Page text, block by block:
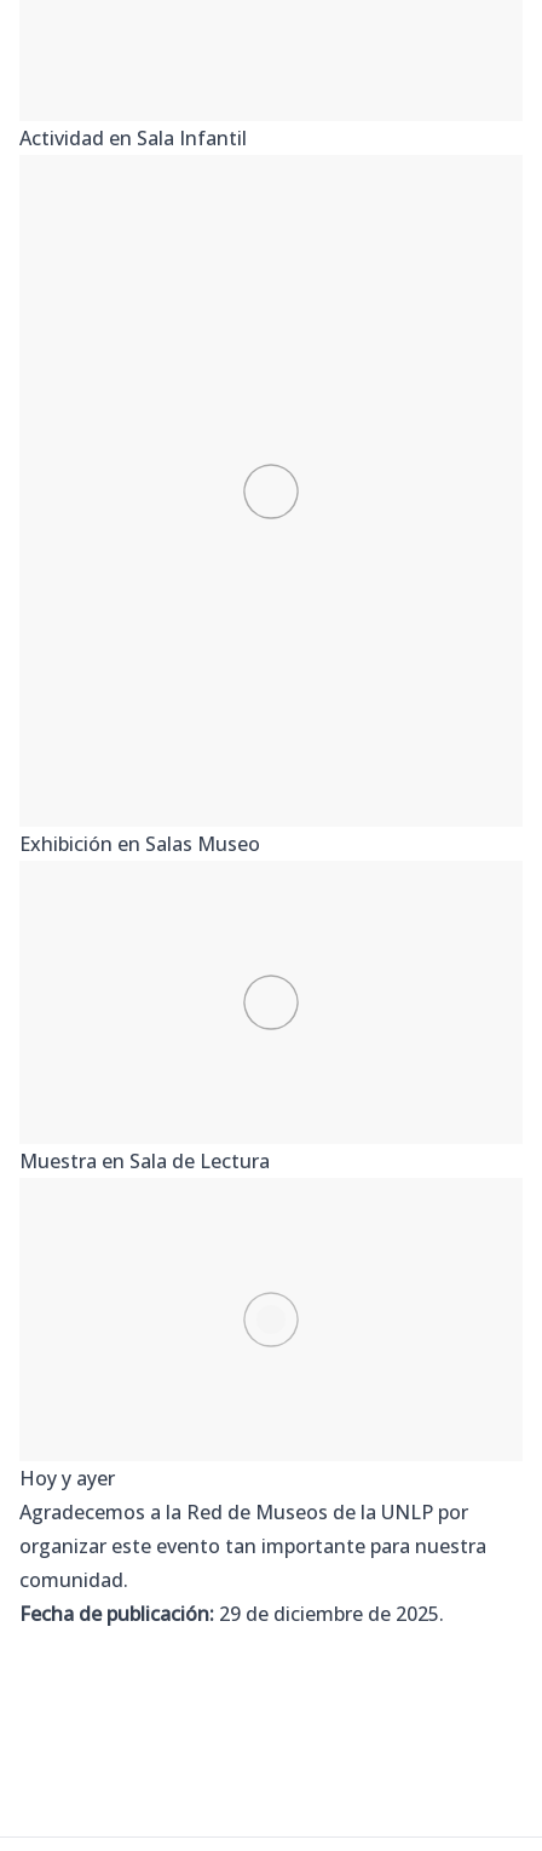
Actividad en Sala Infantil
Exhibición en Salas Museo
Muestra en Sala de Lectura
Hoy y ayer
Agradecemos a la Red de Museos de la UNLP por
organizar este evento tan importante para nuestra
comunidad.
Fecha de publicación: 29 de diciembre de 2025.